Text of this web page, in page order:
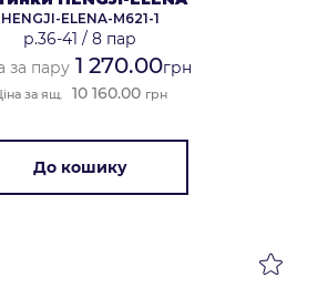
HENGJI-ELENA-M621-1
р.36-41 / 8 пар
за пару1 270.00грн
за ящ. 10 160.00 грн
До кошику